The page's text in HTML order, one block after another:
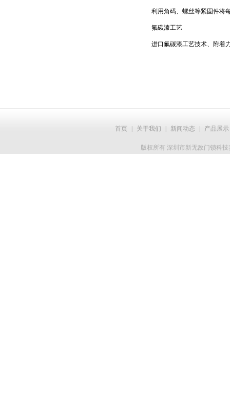
利用角码、螺丝等紧固件将
氟碳漆工艺
进口氟碳漆工艺技术、附着
首页 关于我们 新闻动态 产品展示
版权所有 深圳市新无敌门锁科